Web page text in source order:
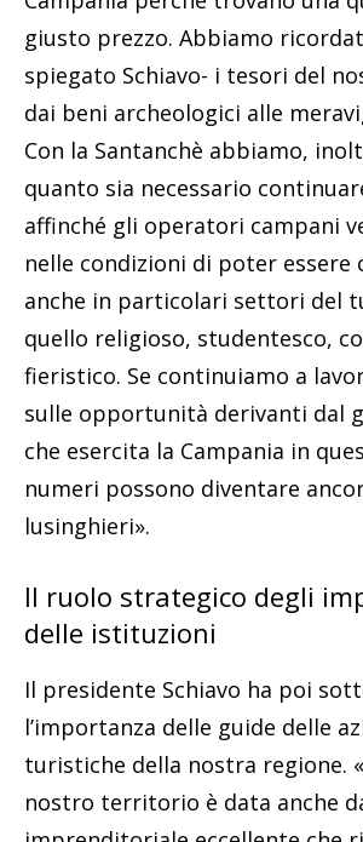
giusto prezzo. Abbiamo
spiegato Schiavo- i tesori del
dai beni archeologici alle
Con la Santanchè abbiamo,
quanto sia necessario
affinché gli operatori campani
nelle condizioni di poter
anche in particolari settori del
quello religioso, studentesco,
fieristico. Se continuiamo a
sulle opportunità derivanti dal
che esercita la Campania in
numeri possono diventare
lusinghieri».
Il ruolo strategico degli
delle istituzioni
Il presidente Schiavo ha poi
l’importanza delle guide delle
turistiche della nostra regione.
nostro territorio è data anche